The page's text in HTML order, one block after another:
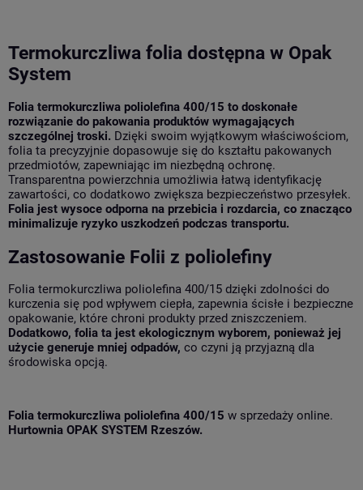
Termokurczliwa folia dostępna w Opak
System
Folia termokurczliwa poliolefina 400/15 to doskonałe
rozwiązanie do pakowania produktów wymagających
szczególnej troski. Dzięki swoim wyjątkowym właściwościom,
folia ta precyzyjnie dopasowuje się do kształtu pakowanych
przedmiotów, zapewniając im niezbędną ochronę.
Transparentna powierzchnia umożliwia łatwą identyfikację
zawartości, co dodatkowo zwiększa bezpieczeństwo przesyłek.
Folia jest wysoce odporna na przebicia i rozdarcia, co znacząco
minimalizuje ryzyko uszkodzeń podczas transportu.
Zastosowanie Folii z poliolefiny
Folia termokurczliwa poliolefina 400/15 dzięki zdolności do
kurczenia się pod wpływem ciepła, zapewnia ścisłe i bezpieczne
opakowanie, które chroni produkty przed zniszczeniem.
Dodatkowo, folia ta jest ekologicznym wyborem, ponieważ jej
użycie generuje mniej odpadów, co czyni ją przyjazną dla
środowiska opcją.
Folia termokurczliwa poliolefina 400/15 w sprzedaży online.
Hurtownia OPAK SYSTEM Rzeszów.